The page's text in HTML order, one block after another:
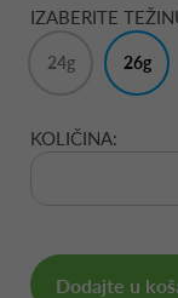
IZABERITE
24g 26g
KOLIČINA:
Dodajte u